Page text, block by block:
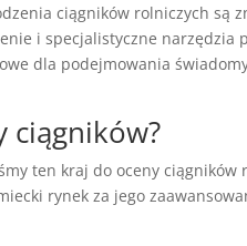
ciągników rolniczych są
i specjalistyczne narzędzia
dla podejmowania
ciągników?
ten kraj do oceny ciągników
rynek za jego